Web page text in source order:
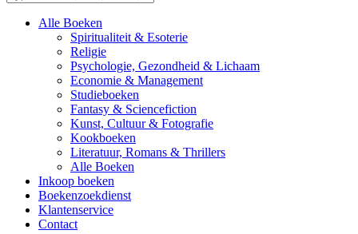
Alle Boeken
Spiritualiteit & Esoterie
Religie
Psychologie, Gezondheid & Lichaam
Economie & Management
Studieboeken
Fantasy & Sciencefiction
Kunst, Cultuur & Fotografie
Kookboeken
Literatuur, Romans & Thrillers
Alle Boeken
Inkoop boeken
Boekenzoekdienst
Klantenservice
Contact